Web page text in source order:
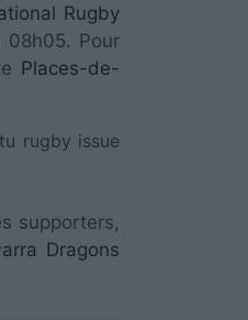
Rugby
Pour
Places-de-
rugby issue
supporters,
Dragons